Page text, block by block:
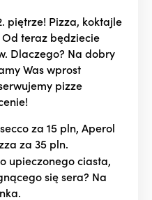
piętrze! Pizza, koktajle
teraz będziecie
Dlaczego? Na dobry
Was wprost
pizze
za 15 pln, Aperol
za 35 pln.
upieczonego ciasta,
się sera? Na